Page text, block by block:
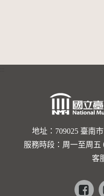
地址：709025 臺南
服務時段：周一至周五
客